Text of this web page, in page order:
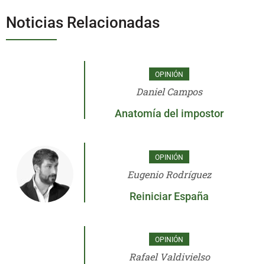
Noticias Relacionadas
OPINIÓN
Daniel Campos
Anatomía del impostor
OPINIÓN
Eugenio Rodríguez
Reiniciar España
OPINIÓN
Rafael Valdivielso